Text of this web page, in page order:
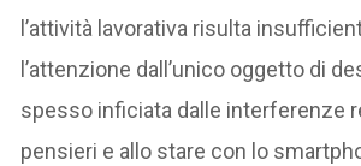
l’attività lavorativa risulta
l’attenzione dall’unico oggetto di
spesso inficiata dalle interferenze
pensieri e allo stare con lo